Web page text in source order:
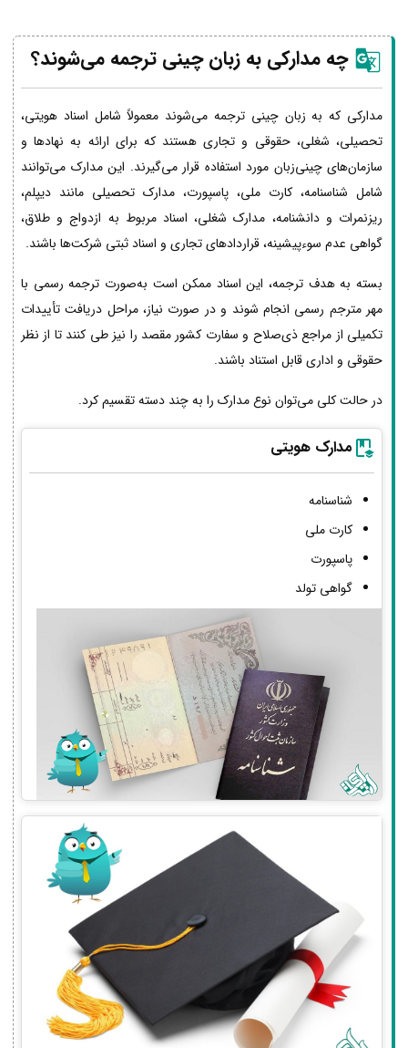
چه مدارکی به زبان چینی ترجمه می‌شوند؟
مدارکی که به زبان چینی ترجمه می‌شوند معمولاً شامل اسناد هویتی،
تحصیلی، شغلی، حقوقی و تجاری هستند که برای ارائه به نهادها و
سازمان‌های چینی‌زبان مورد استفاده قرار می‌گیرند. این مدارک می‌توانند
شامل شناسنامه، کارت ملی، پاسپورت، مدارک تحصیلی مانند دیپلم،
ریزنمرات و دانشنامه، مدارک شغلی، اسناد مربوط به ازدواج و طلاق،
گواهی عدم سوءپیشینه، قراردادهای تجاری و اسناد ثبتی شرکت‌ها باشند.
بسته به هدف ترجمه، این اسناد ممکن است به‌صورت ترجمه رسمی با
مهر مترجم رسمی انجام شوند و در صورت نیاز، مراحل دریافت تأییدات
تکمیلی از مراجع ذی‌صلاح و سفارت کشور مقصد را نیز طی کنند تا از نظر
حقوقی و اداری قابل استناد باشند.
در حالت کلی می‌توان نوع مدارک را به چند دسته تقسیم کرد.
مدارک هویتی
شناسنامه
کارت ملی
پاسپورت
گواهی تولد